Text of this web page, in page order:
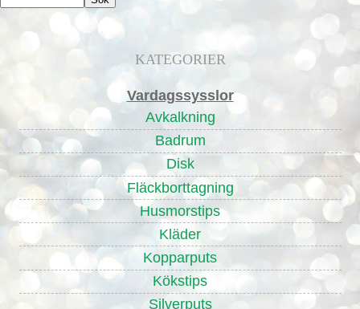
KATEGORIER
Vardagssysslor
Avkalkning
Badrum
Disk
Fläckborttagning
Husmorstips
Kläder
Kopparputs
Kökstips
Silverputs